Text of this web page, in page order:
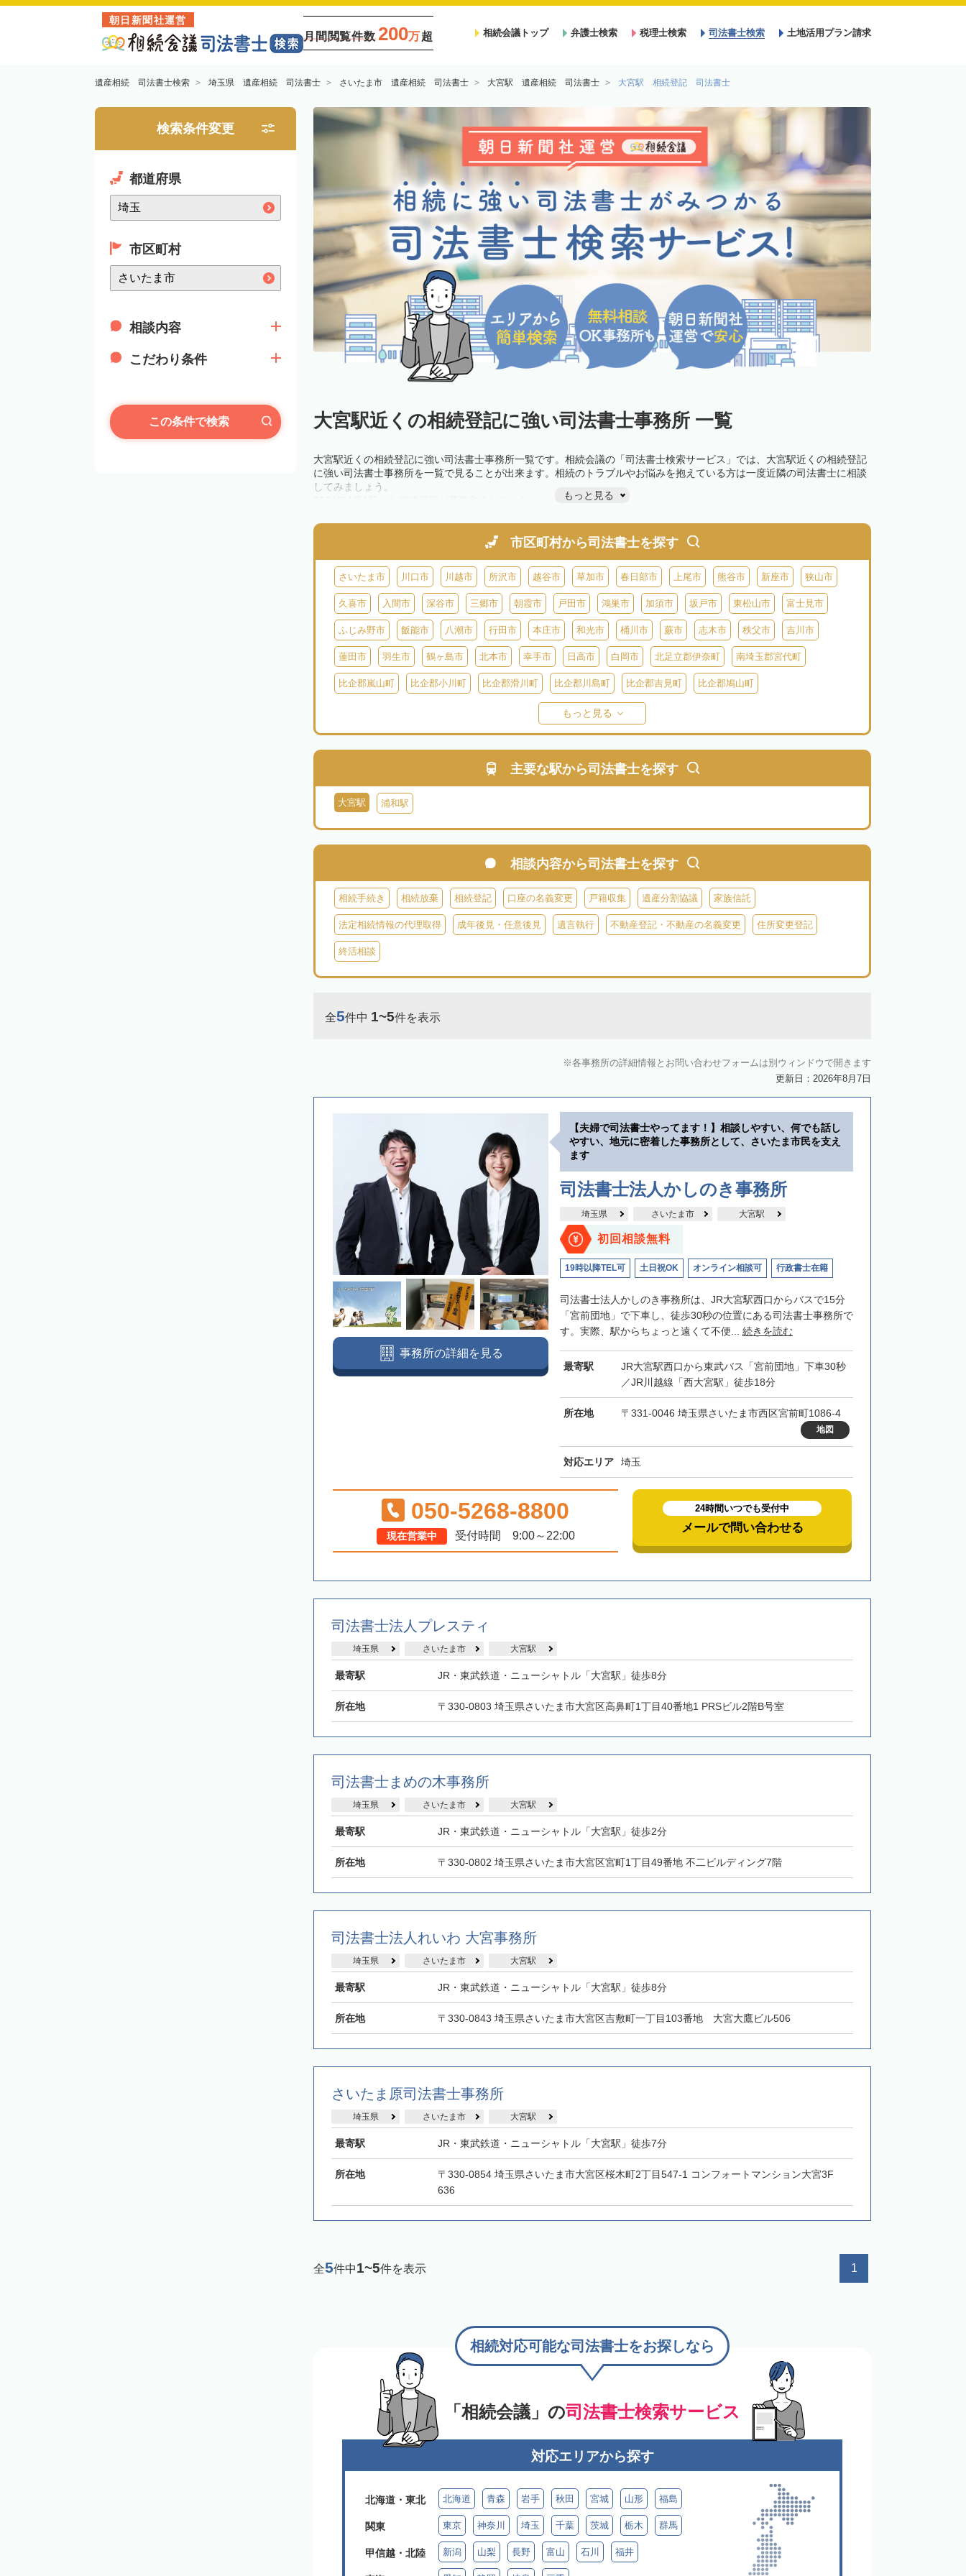
朝日新聞社運営
月間閲覧件数 200万超 相続会議トップ 弁護士検索 税理士検索 司法書士検索 土地活用プラン請求
遺産相続 司法書士検索 埼玉県 遺産相続 司法書士 さいたま市 遺産相続 司法書士 大宮駅 遺産相続 司法書士 大宮駅 相続登記 司法書士
検索条件変更
都道府県
市区町村
相談内容
こだわり条件
この条件で検索 大宮駅近くの相続登記に強い司法書士事務所 一覧
大宮駅近くの相続登記に強い司法書士事務所一覧です。相続会議の「司法書士検索サービス」では、大宮駅近くの相続登記
に強い司法書士事務所を一覧で見ることが出来ます。相続のトラブルやお悩みを抱えている方は一度近隣の司法書士に相談
してみましょう。
きが必要です。義務化前の相続も対象となるため注意しましょう。
相続登記は法律で定められており、司法書士に依頼すれば手間を省けます。その他の相続手続きも任せることが可能です。
制度の活用を検討しましょう。司法書士への相談も可能です。
もっと見る
市区町村から司法書士を探す
さいたま市 川口市 川越市 所沢市 越谷市 草加市 春日部市 上尾市 熊谷市 新座市 狭山市
久喜市 入間市 深谷市 三郷市 朝霞市 戸田市 鴻巣市 加須市 坂戸市 東松山市 富士見市
ふじみ野市 飯能市 八潮市 行田市 本庄市 和光市 桶川市 蕨市 志木市 秩父市 吉川市
蓮田市 羽生市 鶴ヶ島市 北本市 幸手市 日高市 白岡市 北足立郡伊奈町 南埼玉郡宮代町
比企郡嵐山町 比企郡小川町 比企郡滑川町 比企郡川島町 比企郡吉見町 比企郡鳩山町
入間郡毛呂山町 入間郡越生町
児玉郡上里町 児玉郡神川町 児玉郡美里町 大里郡寄居町 秩父郡小鹿野町 秩父郡皆野町 秩父郡横瀬町
もっと見る
主要な駅から司法書士を探す
大宮駅 浦和駅
相談内容から司法書士を探す
相続手続き 相続放棄 相続登記 口座の名義変更 戸籍収集 遺産分割協議 家族信託
法定相続情報の代理取得 成年後見・任意後見 遺言執行 不動産登記・不動産の名義変更 住所変更登記
終活相談
全5件中 1~5件を表示
各事務所の詳細情報とお問い合わせフォームは別ウィンドウで開きます
更新日：2026年8月7日
【夫婦で司法書士やってます！】相談しやすい、何でも話し
やすい、地元に密着した事務所として、さいたま市民を支え
ます
司法書士法人かしのき事務所
埼玉県 さいたま市 大宮駅
初回相談無料
19時以降TEL可 土日祝OK オンライン相談可 行政書士在籍
司法書士法人かしのき事務所は、JR大宮駅西口からバスで15分
「宮前団地」で下車し、徒歩30秒の位置にある司法書士事務所で
す。実際、駅からちょっと遠くて不便... 続きを読む
最寄駅
JR大宮駅西口から東武バス「宮前団地」下車30秒
／JR川越線「西大宮駅」徒歩18分
所在地 〒331-0046 埼玉県さいたま市西区宮前町1086-4
地図
対応エリア 埼玉
事務所の詳細を見る
050-5268-8800
現在営業中 受付時間 9:00～22:00
24時間いつでも受付中
メールで問い合わせる
司法書士法人プレスティ
埼玉県 さいたま市 大宮駅
最寄駅 JR・東武鉄道・ニューシャトル「大宮駅」徒歩8分
所在地 〒330-0803 埼玉県さいたま市大宮区高鼻町1丁目40番地1 PRSビル2階B号室
司法書士まめの木事務所
埼玉県 さいたま市 大宮駅
最寄駅 JR・東武鉄道・ニューシャトル「大宮駅」徒歩2分
所在地 〒330-0802 埼玉県さいたま市大宮区宮町1丁目49番地 不二ビルディング7階
司法書士法人れいわ 大宮事務所
埼玉県 さいたま市 大宮駅
最寄駅 JR・東武鉄道・ニューシャトル「大宮駅」徒歩8分
所在地 〒330-0843 埼玉県さいたま市大宮区吉敷町一丁目103番地 大宮大鷹ビル506
さいたま原司法書士事務所
埼玉県 さいたま市 大宮駅
最寄駅 JR・東武鉄道・ニューシャトル「大宮駅」徒歩7分
所在地
〒330-0854 埼玉県さいたま市大宮区桜木町2丁目547-1 コンフォートマンション大宮3F
636
全5件中1~5件を表示 1
「相続会議」の司法書士検索サービス
相続対応可能な司法書士をお探しなら
対応エリアから探す
北海道・東北 北海道 青森 岩手 秋田 宮城 山形 福島
関東 東京 神奈川 埼玉 千葉 茨城 栃木 群馬
甲信越・北陸 新潟 山梨 長野 富山 石川 福井